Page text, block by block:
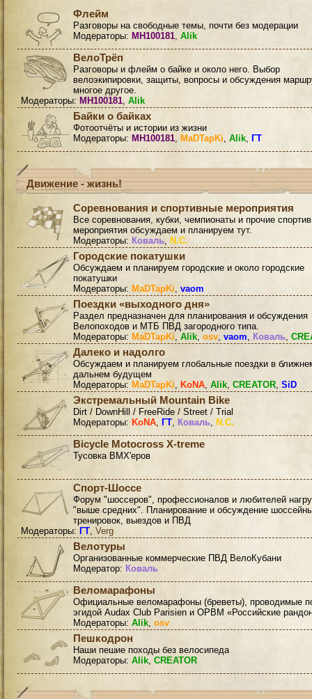
Флейм
Разговоры на свободные темы, почти без модерации
Модераторы: MH100181, Alik
ВелоТрёп
Разговоры и флейм о байке и около него. Выбор
велоэкипировки, защиты, вопросы и обсуждения
многое другое.
Модераторы: MH100181, Alik
Байки о байках
Фотоотчёты и истории из жизни
Модераторы: MH100181, MaDTapKi, Alik, ГТ
Движение - жизнь!
Соревнования и спортивные мероприятия
Все соревнования, кубки, чемпионаты и прочие
мероприятия обсуждаем и планируем тут.
Модераторы: Коваль, N.C.
Городские покатушки
Обсуждаем и планируем городские и около городские
покатушки
Модераторы: MaDTapKi, vaom
Поездки «выходного дня»
Раздел предназначен для планирования и обсуждения
Велопоходов и МТБ ПВД загородного типа.
Модераторы: MaDTapKi, Alik, osv, vaom, Коваль,
Далеко и надолго
Обсуждаем и планируем глобальные поездки в
дальнем будущем
Модераторы: MaDTapKi, KoNA, Alik, CREATOR, SiD
Экстремальный Mountain Bike
Dirt / DownHill / FreeRide / Street / Trial
Модераторы: KoNA, ГТ, Коваль, N.C.
Bicycle Motocross X-treme
Тусовка BMX'еров
Спорт-Шоссе
Форум "шоссеров", профессионалов и любителей
"выше средних". Планирование и обсуждение
тренировок, выездов и ПВД
Модераторы: ГТ, Verg
Велотуры
Организованные коммерческие ПВД ВелоКубани
Модератор: Коваль
Веломарафоны
Официальные веломарафоны (бреветы), проводимые
эгидой Audax Club Parisien и ОРВМ «Российские
Модераторы: Alik, osv
Пешкодрон
Наши пешие походы без велосипеда
Модераторы: Alik, CREATOR